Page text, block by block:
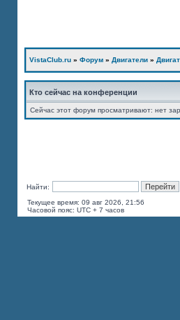
VistaClub.ru » Форум » Двигатели »
Кто сейчас на конференции
Сейчас этот форум просматривают: нет
Найти:
Текущее время: 09 авг 2026, 21:56
Часовой пояс: UTC + 7 часов